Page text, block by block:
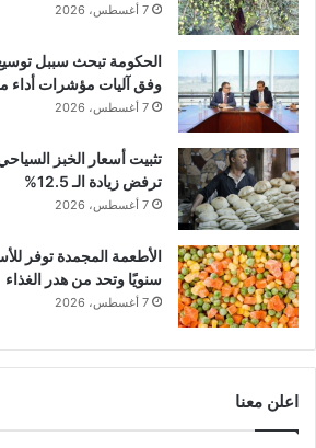
7 أغسطس، 2026
الحكومة تبحث سببل توسيع
وفق آليات مؤشرات أداء
7 أغسطس، 2026
تثبيت أسعار الخبز
ترفض زيادة الـ 12.5%
7 أغسطس، 2026
سنويًا وتحد من هدر الغذاء
7 أغسطس، 2026
اعلن معنا